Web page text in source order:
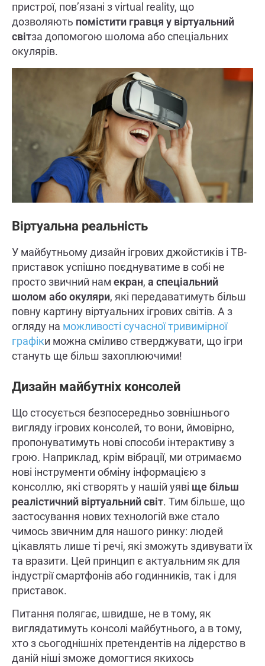
пристрої, пов’язані з virtual reality, що
дозволяють помістити гравця у віртуальний
світза допомогою шолома або спеціальних
окулярів.
Віртуальна реальність
У майбутньому дизайн ігрових джойстиків і ТВ-
приставок успішно поєднуватиме в собі не
просто звичний нам екран, а спеціальний
шолом або окуляри, які передаватимуть більш
повну картину віртуальних ігрових світів. А з
огляду на можливості сучасної тривимірної
графіки можна сміливо стверджувати, що ігри
стануть ще більш захоплюючими!
Дизайн майбутніх консолей
Що стосується безпосередньо зовнішнього
вигляду ігрових консолей, то вони, ймовірно,
пропонуватимуть нові способи інтерактиву з
грою. Наприклад, крім вібрації, ми отримаємо
нові інструменти обміну інформацією з
консоллю, які створять у нашій уяві ще більш
реалістичний віртуальний світ. Тим більше, що
застосування нових технологій вже стало
чимось звичним для нашого ринку: людей
цікавлять лише ті речі, які зможуть здивувати їх
та вразити. Цей принцип є актуальним як для
індустрії смартфонів або годинників, так і для
приставок.
Питання полягає, швидше, не в тому, як
виглядатимуть консолі майбутнього, а в тому,
хто з сьогоднішніх претендентів на лідерство в
даній ніші зможе домогтися якихось